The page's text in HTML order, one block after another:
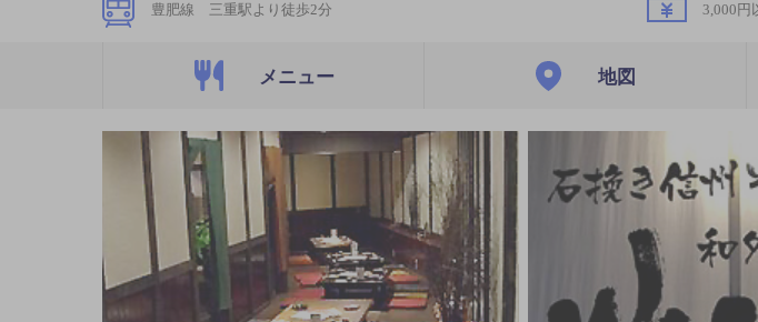
豊肥線 三重駅より徒歩2分 3,000円
メニュー 地図